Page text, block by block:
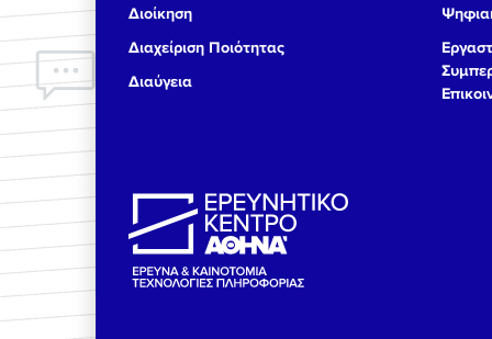
18
20
22
Διοίκηση
Διαχείριση Ποιότητας
Διαύγεια